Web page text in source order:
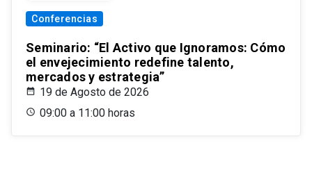
Conferencias
Seminario: “El Activo que Ignoramos: Cómo
el envejecimiento redefine talento,
mercados y estrategia”
19 de Agosto de 2026
09:00 a 11:00 horas